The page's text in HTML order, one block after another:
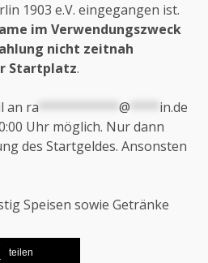
1903 e.V. eingegangen ist.
im Verwendungszweck
nicht zeitnah
Startplatz.
an ra @
in.de
Uhr möglich. Nur dann
des Startgeldes. Ansonsten
Speisen sowie Getränke
teilen